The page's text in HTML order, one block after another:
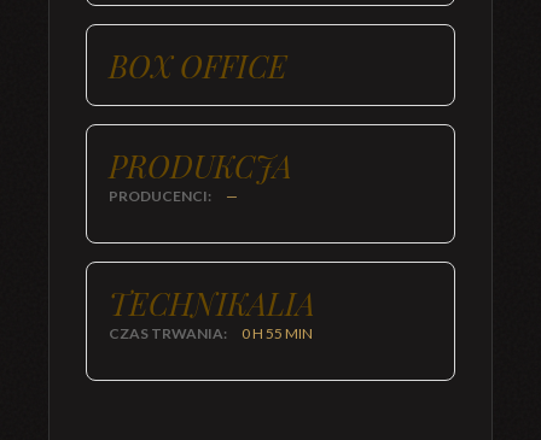
BOX OFFICE
PRODUKCJA
PRODUCENCI: —
TECHNIKALIA
CZAS TRWANIA: 0 H 55 MIN